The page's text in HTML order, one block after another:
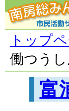
トップ
働つう
富